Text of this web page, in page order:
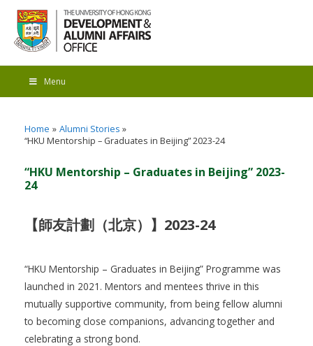
Menu
Home
Alumni Stories
“HKU Mentorship – Graduates in Beijing” 2023-24
“HKU Mentorship – Graduates in Beijing” 2023-
24
【師友計劃（北京）】2023-24
“HKU Mentorship – Graduates in Beijing” Programme was
launched in 2021. Mentors and mentees thrive in this
mutually supportive community, from being fellow alumni
to becoming close companions, advancing together and
celebrating a strong bond.